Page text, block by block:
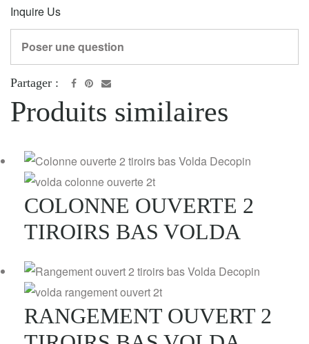
Inquire Us
Poser une question
Partager :
Produits similaires
COLONNE OUVERTE 2
TIROIRS BAS VOLDA
RANGEMENT OUVERT 2